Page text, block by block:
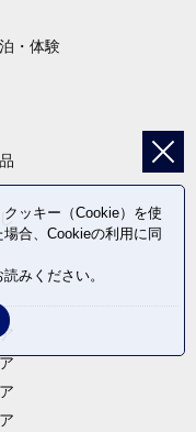
・体験
ッキー（Cookie）を使
合、Cookieの利用に同
読みください。